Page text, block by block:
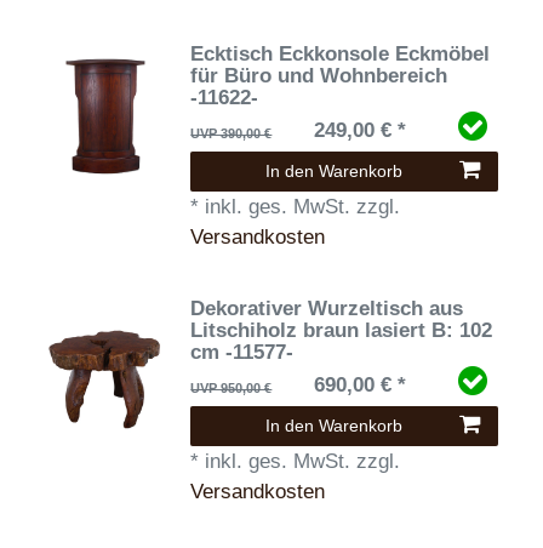
Ecktisch Eckkonsole Eckmöbel
für Büro und Wohnbereich
-11622-
UVP 390,00 € 249,00 € *
In den Warenkorb
* inkl. ges. MwSt. zzgl.
Versandkosten
Dekorativer Wurzeltisch aus
Litschiholz braun lasiert B: 102
cm -11577-
UVP 950,00 € 690,00 € *
In den Warenkorb
* inkl. ges. MwSt. zzgl.
Versandkosten